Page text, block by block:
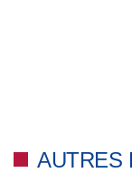
AUTRES